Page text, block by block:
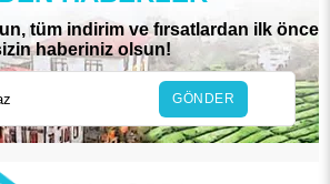
tüm indirim ve fırsatlardan ilk önce
haberiniz olsun!
GÖNDER